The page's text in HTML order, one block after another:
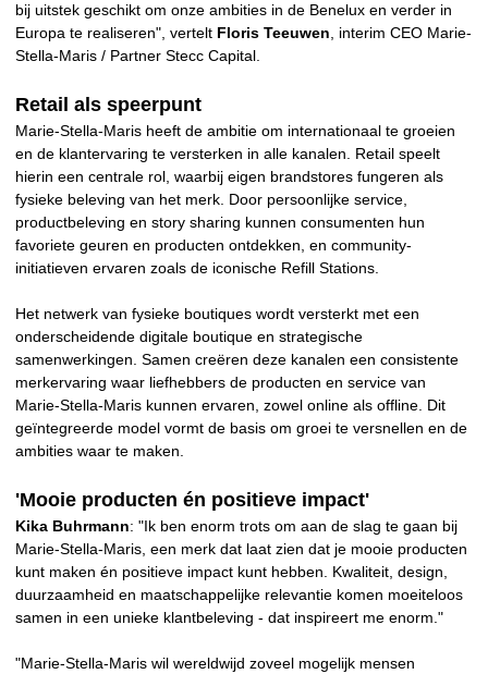
bij uitstek geschikt om onze ambities in de Benelux en verder in
Europa te realiseren", vertelt Floris Teeuwen , interim CEO Marie-
Stella-Maris / Partner Stecc Capital.
Retail als speerpunt
Marie-Stella-Maris heeft de ambitie om internationaal te groeien
en de klantervaring te versterken in alle kanalen. Retail speelt
hierin een centrale rol, waarbij eigen brandstores fungeren als
fysieke beleving van het merk. Door persoonlijke service,
productbeleving en story sharing kunnen consumenten hun
favoriete geuren en producten ontdekken, en community-
initiatieven ervaren zoals de iconische Refill Stations.
Het netwerk van fysieke boutiques wordt versterkt met een
onderscheidende digitale boutique en strategische
samenwerkingen. Samen creëren deze kanalen een consistente
merkervaring waar liefhebbers de producten en service van
Marie-Stella-Maris kunnen ervaren, zowel online als offline. Dit
geïntegreerde model vormt de basis om groei te versnellen en de
ambities waar te maken.
'Mooie producten én positieve impact'
Kika Buhrmann: "Ik ben enorm trots om aan de slag te gaan bij
Marie-Stella-Maris, een merk dat laat zien dat je mooie producten
kunt maken én positieve impact kunt hebben. Kwaliteit, design,
duurzaamheid en maatschappelijke relevantie komen moeiteloos
samen in een unieke klantbeleving - dat inspireert me enorm."
"Marie-Stella-Maris wil wereldwijd zoveel mogelijk mensen